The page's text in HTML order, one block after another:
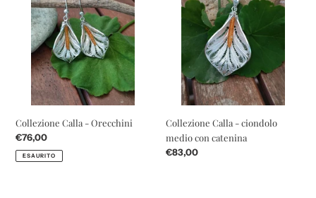
Orecchini
Collezione Calla - Orecchini
Prezzo
di
listino
€76,00
ESAURITO
ciondolo
medio
catenina
Collezione Calla - ciondolo
medio con catenina
Prezzo
€83,00